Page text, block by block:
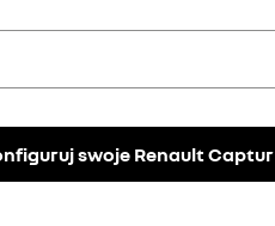
faz przyspieszania.
swoje Renault Captur